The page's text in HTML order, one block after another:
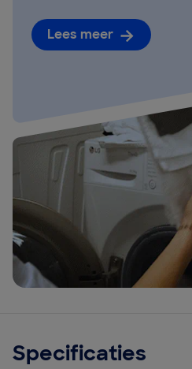
Lees meer
Specificaties